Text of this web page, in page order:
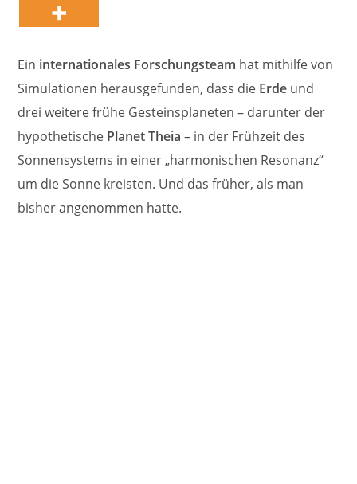
Ein internationales Forschungsteam hat mithilfe von
Simulationen herausgefunden, dass die Erde und
drei weitere frühe Gesteinsplaneten – darunter der
hypothetische Planet Theia – in der Frühzeit des
Sonnensystems in einer „harmonischen Resonanz“
um die Sonne kreisten. Und das früher, als man
bisher angenommen hatte.